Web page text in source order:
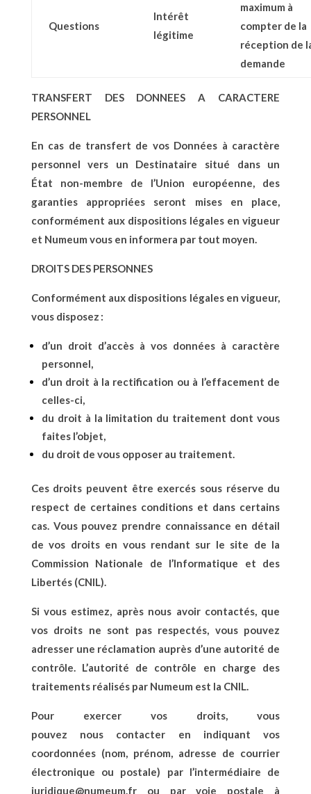
Questions
Intérêt
légitime
maximum à
compter de la
réception de
demande
TRANSFERT DES DONNEES A CARACTERE
PERSONNEL
En cas de transfert de vos Données à caractère
personnel vers un Destinataire situé dans un
État non-membre de l’Union européenne, des
garanties appropriées seront mises en place,
conformément aux dispositions légales en vigueur
et Numeum vous en informera par tout moyen.
DROITS DES PERSONNES
Conformément aux dispositions légales en vigueur,
vous disposez :
d’un droit d’accès à vos données à caractère
personnel,
d’un droit à la rectification ou à l’effacement de
celles-ci,
du droit à la limitation du traitement dont vous
faites l’objet,
du droit de vous opposer au traitement.
Ces droits peuvent être exercés sous réserve du
respect de certaines conditions et dans certains
cas. Vous pouvez prendre connaissance en détail
de vos droits en vous rendant sur le site de la
Commission Nationale de l’Informatique et des
Libertés (CNIL).
Si vous estimez, après nous avoir contactés, que
vos droits ne sont pas respectés, vous pouvez
adresser une réclamation auprès d’une autorité de
contrôle. L’autorité de contrôle en charge des
traitements réalisés par Numeum est la CNIL.
Pour exercer vos droits, vous
pouvez nous contacter en indiquant vos
coordonnées (nom, prénom, adresse de courrier
électronique ou postale) par l’intermédiaire de
juridique@numeum.frou par voie postale à